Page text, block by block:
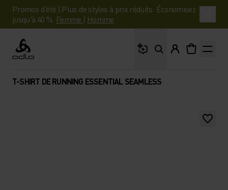
Promos d'été | Plus de styles à prix réduits. Économisez
jusqu'à 40 %. Femme | Homme
Odlo
T-SHIRT DE RUNNING ESSENTIAL SEAMLESS